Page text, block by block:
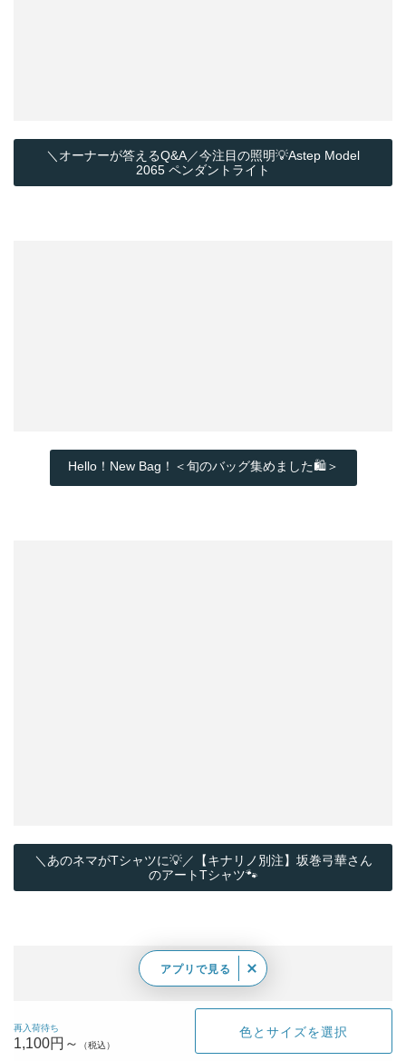
＼オーナーが答えるQ&A／今注目の照明💡Astep Model
2065 ペンダントライト
Hello！New Bag！＜旬のバッグ集めました🛍️＞
＼あのネマがTシャツに💡／【キナリノ別注】坂巻弓華さん
のアートTシャツ🐾
再入荷待ち
1,100円～
色とサイズを選択
アプリで見る